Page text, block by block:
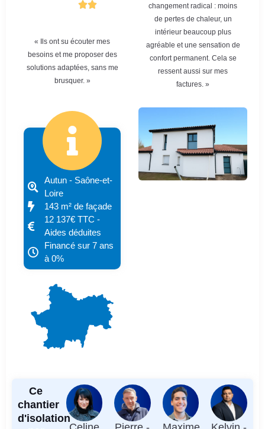
« Ils ont su écouter mes
besoins et me proposer des
solutions adaptées, sans me
brusquer. »
Autun - Saône-et-
Loire
143 m² de façade
12 137€ TTC -
Aides déduites
Financé sur 7 ans
à 0%
changement radical : moins
de pertes de chaleur, un
intérieur beaucoup plus
agréable et une sensation de
confort permanent. Cela se
ressent aussi sur mes
factures. »
Ce
chantier
d'isolation